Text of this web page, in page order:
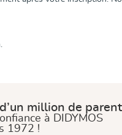
million de
à DIDYMOS
1972 !